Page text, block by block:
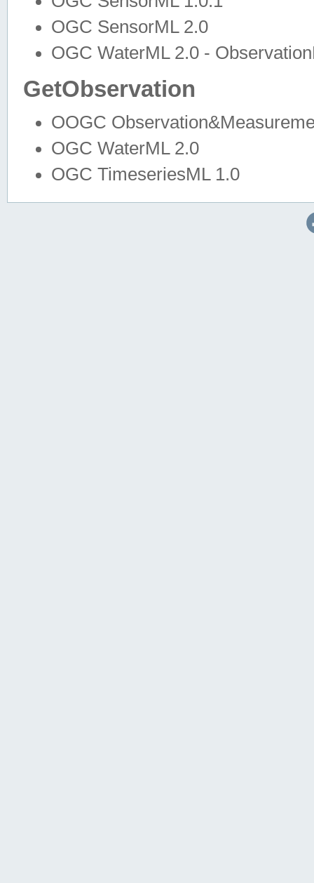
OGC SensorML 2.0
OGC WaterML 2.0 -
GetObservation
OOGC
OGC WaterML 2.0
OGC TimeseriesML 1.0